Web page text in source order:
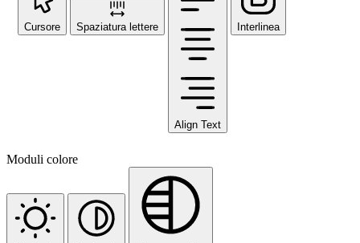
Cursore Spaziatura lettere
Align Text
Interlinea
Moduli colore